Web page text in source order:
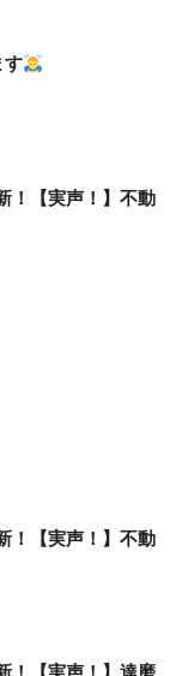
す
！【実声！】不動
！【実声！】不動
！【実声！】達磨